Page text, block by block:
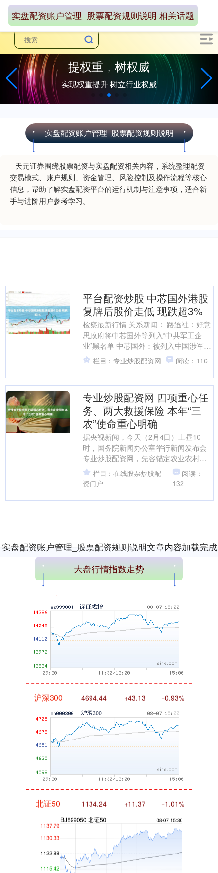
提权重，树权威
实现权重提升 树立行业权威
实盘配资账户管理_股票配资规则说明
天元证券围绕股票配资与实盘配资相关内容，系统整理配资
交易模式、账户规则、资金管理、风险控制及操作流程等核心
信息，帮助了解实盘配资平台的运行机制与注意事项，适合新
手与进阶用户参考学习。
实盘配资账户管理_股票配资规则说明 相关话题
平台配资炒股 中芯国外港股
复牌后股价走低 现跌超3%
检察最新行情 关系新闻： 路透社：好意
思政府将中芯国外等列入“中共军工企
业”黑名单 中芯国外：被列入中国涉军企
业名单对公司运营莫得紧要影响 新浪科
技讯 12月4....
栏目：专业炒股配资网 阅读：116
专业炒股配资网 四项重心任
务、两大救援保险 本年“三
农”使命重心明确
据央视新闻，今天（2月4日）上昼10
时，国务院新闻办公室举行新闻发布会
专业炒股配资网，先容锚定农业农村当
代化、塌实推动乡村全面振兴研究情
况，并答记者问。会上先容....
栏目：在线股票炒股配
资门户
阅读：
132
实盘配资账户管理_股票配资规则说明文章内容加载完成
大盘行情指数走势
3940.04 +39.68 +1.02%
深证成指 +1.42%